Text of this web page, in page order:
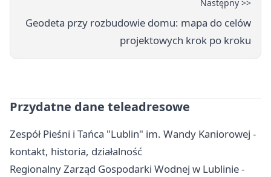
Następny >>
Geodeta przy rozbudowie domu: mapa do celów
projektowych krok po kroku
Przydatne dane teleadresowe
Zespół Pieśni i Tańca "Lublin" im. Wandy Kaniorowej -
kontakt, historia, działalność
Regionalny Zarząd Gospodarki Wodnej w Lublinie -